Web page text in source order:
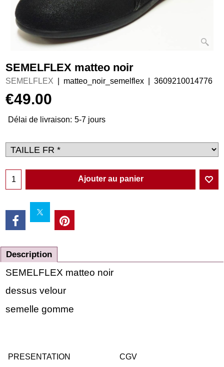
SEMELFLEX matteo noir
SEMELFLEX matteo_noir_semelflex 3609210014776
€49.00
Délai de livraison: 5-7 jours
Ajouter au panier
Description
SEMELFLEX matteo noir
dessus velour
semelle gomme
PRESENTATION
CGV